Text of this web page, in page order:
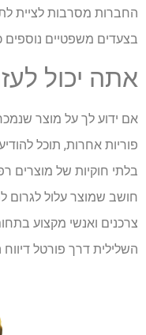
בצעדים משפטיים
אתה יכול
אם ידוע לך על מוצר
בלתי חוקיות של מוצרים
צרכנים ואנשי מקצוע
השלילית דרך פורטל